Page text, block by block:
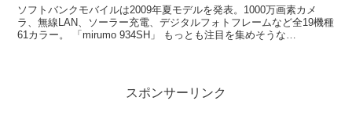
ソフトバンクモバイルは2009年夏モデルを発表。1000万画素カメ
ラ、無線LAN、ソーラー充電、デジタルフォトフレームなど全19機種
61カラー。 「mirumo 934SH」 もっとも注目を集めそうな
スポンサーリンク